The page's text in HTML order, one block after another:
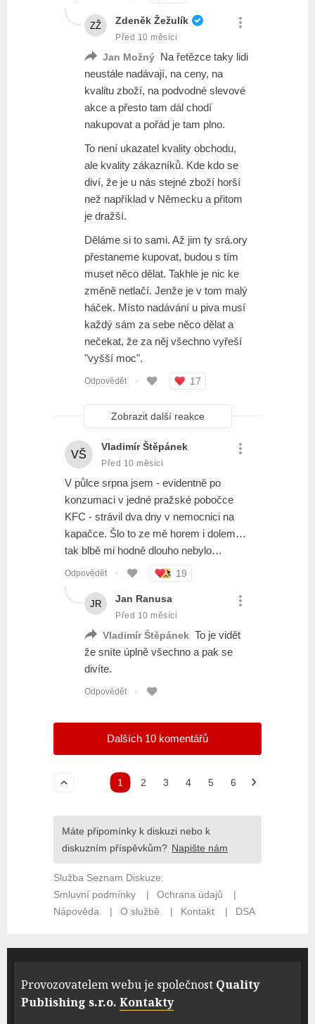
Provozovatelem webu je společnost Quality
Publishing s.r.o. Kontakty